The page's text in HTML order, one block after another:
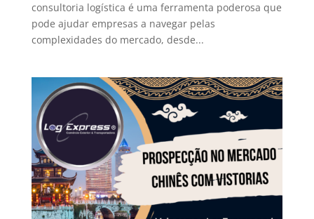
consultoria logística é uma ferramenta poderosa que
pode ajudar empresas a navegar pelas
complexidades do mercado, desde...